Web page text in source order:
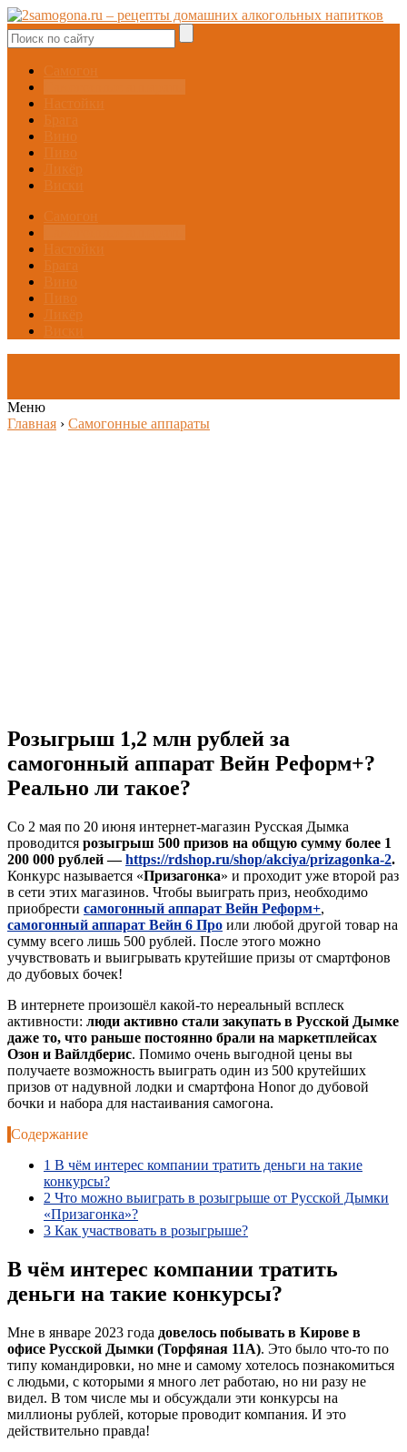
Самогон
Настойки
Брага
Вино
Пиво
Ликёр
Виски
Самогон
Настойки
Брага
Вино
Пиво
Ликёр
Виски
Меню
Главная › Самогонные аппараты
Розыгрыш 1,2 млн рублей за
самогонный аппарат Вейн Реформ+?
Реально ли такое?
Со 2 мая по 20 июня интернет-магазин Русская Дымка
проводится розыгрыш 500 призов на общую сумму более 1
200 000 рублей —https://rdshop.ru/shop/akciya/prizagonka-2.
Конкурс называется «Призагонка» и проходит уже второй раз
в сети этих магазинов. Чтобы выиграть приз, необходимо
приобрести самогонный аппарат Вейн Реформ+,
самогонный аппарат Вейн 6 Про или любой другой товар на
сумму всего лишь 500 рублей. После этого можно
учувствовать и выигрывать крутейшие призы от смартфонов
до дубовых бочек!
В интернете произошёл какой-то нереальный всплеск
активности: люди активно стали закупать в Русской Дымке
даже то, что раньше постоянно брали на маркетплейсах
Озон и Вайлдберис. Помимо очень выгодной цены вы
получаете возможность выиграть один из 500 крутейших
призов от надувной лодки и смартфона Honor до дубовой
бочки и набора для настаивания самогона.
Содержание
1 В чём интерес компании тратить деньги на такие
конкурсы?
2 Что можно выиграть в розыгрыше от Русской Дымки
«Призагонка»?
3 Как участвовать в розыгрыше?
В чём интерес компании тратить
деньги на такие конкурсы?
Мне в январе 2023 года довелось побывать в Кирове в
офисе Русской Дымки (Торфяная 11А). Это было что-то по
типу командировки, но мне и самому хотелось познакомиться
с людьми, с которыми я много лет работаю, но ни разу не
видел. В том числе мы и обсуждали эти конкурсы на
миллионы рублей, которые проводит компания. И это
действительно правда!